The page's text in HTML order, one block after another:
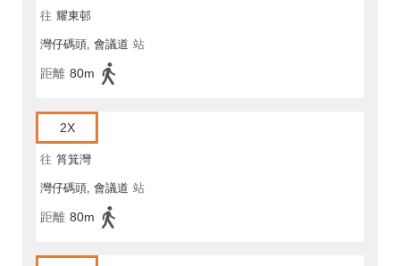
往 耀東邨
灣仔碼頭, 會議道 站
距離 80m
2X
往 筲箕灣
灣仔碼頭, 會議道 站
距離 80m